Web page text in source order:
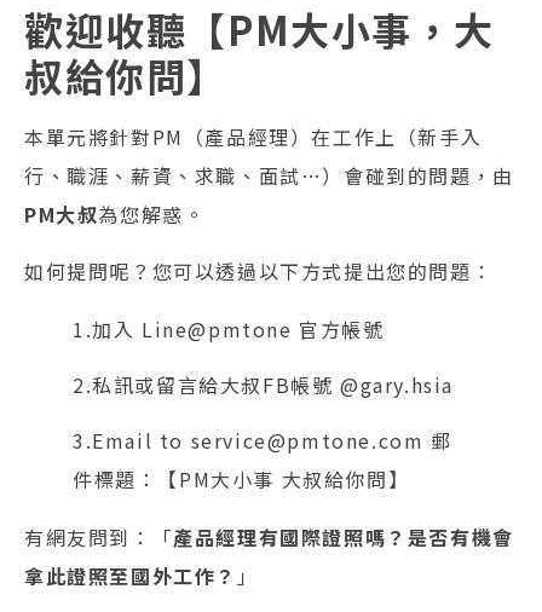
歡迎收聽【PM大小事，大
叔給你問】
本單元將針對PM（產品經理）在工作上（新手入
行、職涯、薪資、求職、面試…）會碰到的問題，由
PM大叔為您解惑。
如何提問呢？您可以透過以下方式提出您的問題：
1.加入 Line@pmtone 官方帳號
2.私訊或留言給大叔FB帳號 @gary.hsia
3.Email to service@pmtone.com 郵
件標題：【PM大小事 大叔給你問】
有網友問到：「產品經理有國際證照嗎？是否有機會
拿此證照至國外工作？ 」